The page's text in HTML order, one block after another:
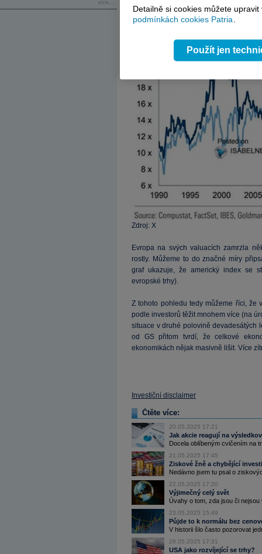
více...
Zdroj: X
Evropa na svých valuacích zamrzla
rostly. Můžeme to do značné míry
graf ukazuje, že americký index se
evropské trhy).
Z tohoto pohledu tedy můžeme říci, že
podle investorů těžit mnohem více (na
situace v druhé polovině devadesátých
od GS přitom tvrdí, že celkové
ekonomikách nějak masivně lišit. Více
Investiční disclaimer
Čtěte více:
20.05.2025 17:21
Jak akcie reagují na
Docela oblíbeným cvičením na
21.05.2025 17:45
Ziskové žně a chybějící
Nedávno jsem tu psal o
22.05.2025 17:20
Výjimečný celý svět
Úvahy o tom, zda jsou či
23.05.2025 15:49
Půjde to k normálu bez
V historii šlo často pozorovat
26.05.2025 17:31
USA jako rozvíjející se trhy?
Detailně si cookies můžete
podmínkách cookies Patria.
Použít jen